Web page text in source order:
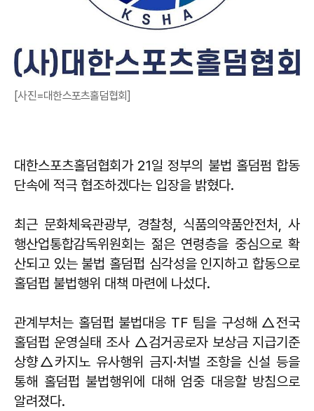
[사진=대한스포츠홀덤협회]
대한스포츠홀덤협회가 21일 정부의 불법 홀덤펌 합동
단속에 적극 협조하겠다는 입장을 밝혔다.
최근 문화체육관광부, 경찰청, 식품의약품안전처, 사
행산업통합감독위원회는 젊은 연령층을 중심으로 확
산되고 있는 불법 홀덤펍 심각성을 인지하고 합동으로
홀덤펍 불법행위 대책 마련에 나섰다.
​관계부처는 홀덤펍 불법대응 TF 팀을 구성해 △전국
홀덤펍 운영실태 조사 △검거공로자 보상금 지급기준
상향△카지노 유사행위 금지·처벌 조항을 신설 등을
통해 홀덤펍 불법행위에 대해 엄중 대응할 방침으로
알려졌다.